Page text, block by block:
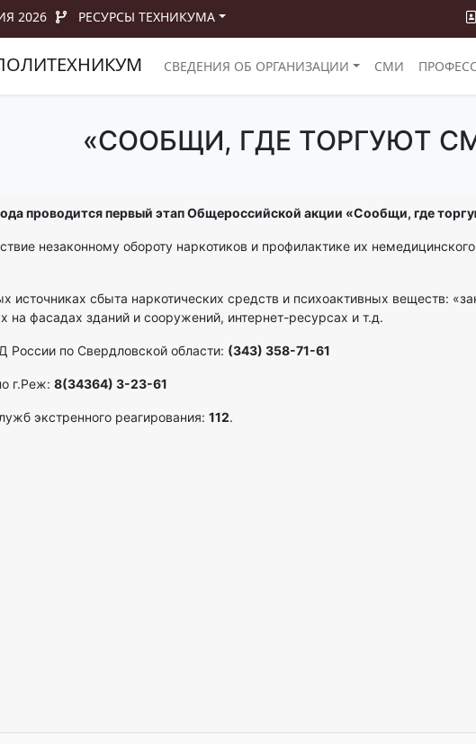
2026 РЕСУРСЫ ТЕХНИКУМА
СВЕДЕНИЯ ОБ ОРГАНИЗАЦИИ СМИ
«СООБЩИ, ГДЕ ТОРГУЮТ
проводится первый этап Общероссийской акции «Сообщи, где
незаконному обороту наркотиков и профилактике их немедицинского
сбыта наркотических средств и психоактивных веществ:
на фасадах зданий и сооружений, интернет-ресурсах и т.д.
по Свердловской области: (343) 358-71-61
г.Реж: 8(34364) 3-23-61
экстренного реагирования: 112.